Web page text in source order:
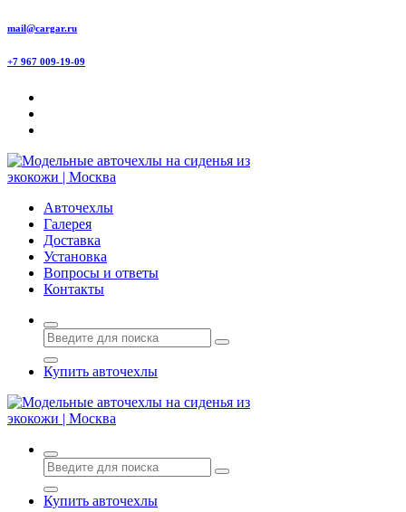
Перейти
содержимому
mail@cargar.ru
+7 967 009-19-09
Авточехлы с доставкой и установкой в Москве
Авточехлы
Галерея
Доставка
Установка
Вопросы и ответы
Контакты
Купить авточехлы
Авточехлы с доставкой и установкой в Москве
Купить авточехлы